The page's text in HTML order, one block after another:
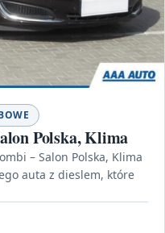
Polska, Klima
– Salon Polska, Klima
auta z dieslem, które